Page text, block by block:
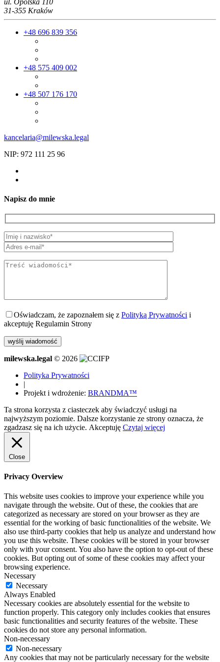
31-355 Kraków
+48 696 839 356
+48 575 409 002
+48 507 176 170
kancelaria@milewska.legal
NIP: 972 111 25 96
Napisz do mnie
Oświadczam, że zapoznałem się z Polityką Prywatności i
akceptuję Regulamin Strony
milewska.legal © 2026
Polityka Prywatności
|
Projekt i wdrożenie: BRANDMA™
Ta strona korzysta z ciasteczek aby świadczyć usługi na
najwyższym poziomie. Dalsze korzystanie ze strony oznacza, że
zgadzasz się na ich użycie. Akceptuję Czytaj więcej
Close
Privacy Overview
This website uses cookies to improve your experience while you
navigate through the website. Out of these, the cookies that are
categorized as necessary are stored on your browser as they are
essential for the working of basic functionalities of the website. We
also use third-party cookies that help us analyze and understand how
you use this website. These cookies will be stored in your browser
only with your consent. You also have the option to opt-out of these
cookies. But opting out of some of these cookies may affect your
browsing experience.
Necessary
Necessary
Always Enabled
Necessary cookies are absolutely essential for the website to
function properly. This category only includes cookies that ensures
basic functionalities and security features of the website. These
cookies do not store any personal information.
Non-necessary
Non-necessary
Any cookies that may not be particularly necessary for the website